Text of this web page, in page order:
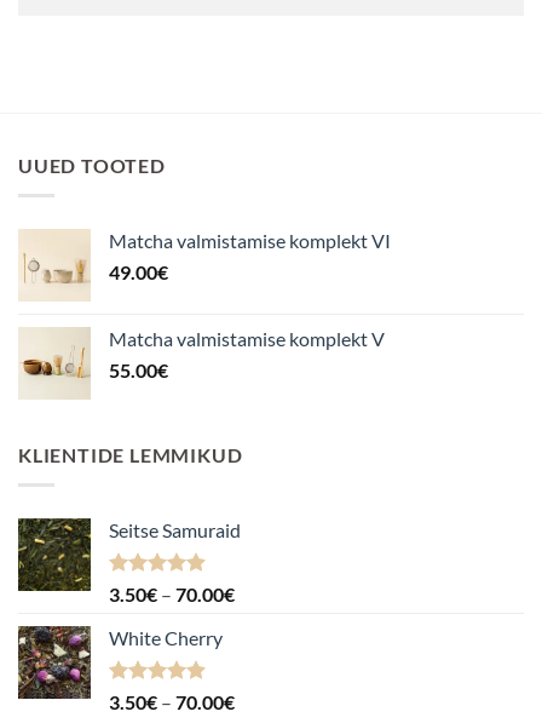
UUED TOOTED
Matcha valmistamise komplekt VI
49.00€
Matcha valmistamise komplekt V
55.00€
KLIENTIDE LEMMIKUD
Seitse Samuraid
Hinnanguga
3.50€ – 70.00€Hinnavahemik:
White Cherry
Hinnanguga
3.50€ – 70.00€Hinnavahemik: